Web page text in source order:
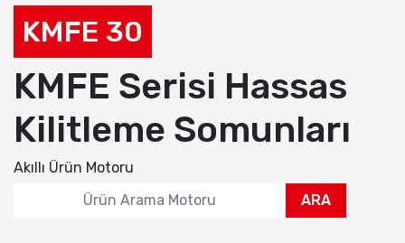
KMFE 30
KMFE Serisi Hassas
Kilitleme Somunları
Akıllı Ürün Motoru
ARA